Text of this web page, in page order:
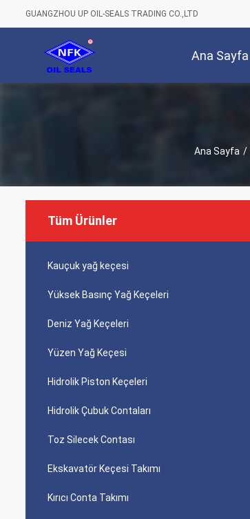
GUANGZHOU UP OIL-SEALS TRADING CO.,LTD
Ana Sayfa
Ana Sayfa /
Tüm Ürünler
Kauçuk yağ keçesi
Yüksek Basınç Yağ Keçeleri
Deniz Yağ Keçeleri
Yüzen Yağ Keçesi
Hidrolik Piston Keçeleri
Hidrolik Çubuk Contaları
Toz Silecek Contası
Ekskavatör Keçesi Takımı
Kırıcı Conta Takımı